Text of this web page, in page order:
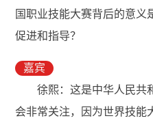
国职业技能大赛背后的意义
促进和指导？
嘉宾
徐熙：这是中华人民共
会非常关注，因为世界技能